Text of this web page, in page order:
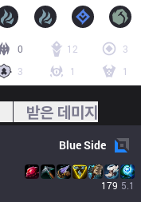
0 12
3
3
1 1
받은 데미지
BlueSide
179 5.1